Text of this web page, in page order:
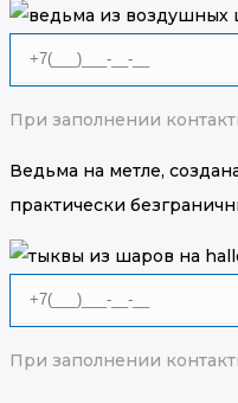
При заполнении
Ведьма на метле,
практически
При заполнении